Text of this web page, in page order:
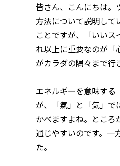
皆さん、こんにちは。
方法について説明して
ことですが、「いい
れ以上に重要なのが
がカラダの隅々まで行
エネルギーを意味する
が、「氣」と「気」で
かべますよね。とこ
通じやすいのです。一
た。